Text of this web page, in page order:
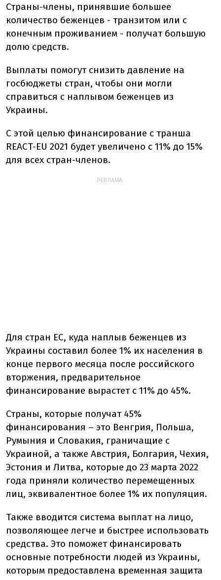
Страны-члены, принявшие большее
количество беженцев - транзитом или с
конечным проживанием - получат большую
долю средств.
Выплаты помогут снизить давление на
госбюджеты стран, чтобы они могли
справиться с наплывом беженцев из
Украины.
С этой целью финансирование с транша
REACT-EU 2021 будет увеличено с 11% до 15%
для всех стран-членов.
РЕКЛАМА:
Для стран ЕС, куда наплыв беженцев из
Украины составил более 1% их населения в
конце первого месяца после российского
вторжения, предварительное
финансирование вырастет с 11% до 45%.
Страны, которые получат 45%
финансирования – это Венгрия, Польша,
Румыния и Словакия, граничащие с
Украиной, а также Австрия, Болгария, Чехия,
Эстония и Литва, которые до 23 марта 2022
года приняли количество перемещенных
лиц, эквивалентное более 1% их популяция.
Также вводится система выплат на лицо,
позволяющее легче и быстрее использовать
средства. Это поможет финансировать
основные потребности людей из Украины,
которым предоставлена временная защита